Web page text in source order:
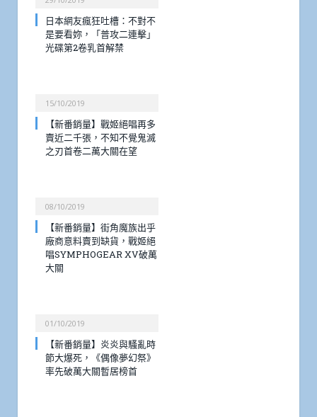
日本網友瘋狂吐槽：不對不
是要看妳，「普攻二連擊」
光碟第2卷乳首解禁
15/10/2019
【新番銷量】戰姬絕唱再多
賣近二千張，不知不覺鬼滅
之刃首卷二萬大關在望
08/10/2019
【新番銷量】街角魔族出乎
廠商意料賣到缺貨，戰姬絕
唱SYMPHOGEAR XV破萬
大關
01/10/2019
【新番銷量】炎炎與騷亂時
節大爆死，《偶像夢幻祭》
率先破萬大關暫居榜首